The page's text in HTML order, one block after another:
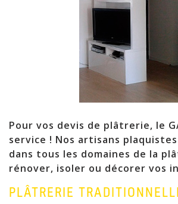
Pour vos devis de plâtrerie, le
service ! Nos artisans
dans tous les domaines de la
rénover, isoler ou décorer vos
PLÂTRERIE